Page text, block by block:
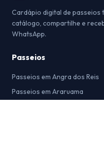
Cardápio digital de passeios
catálogo, compartilhe e
WhatsApp.
Passeios
Passeios em Angra dos Reis
Passeios em Araruama